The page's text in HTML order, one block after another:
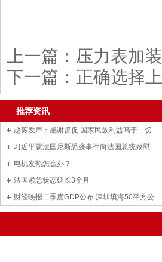
上一篇： 压力表加
下一篇： 正确选择
推荐资讯
赵薇发声：感谢督促 国家民族利益高于一切
习近平就法国尼斯恐袭事件向法国总统致慰
电机发热怎么办？
法国紧急状态延长3个月
财经晚报二季度GDP公布 深圳填海50平方公